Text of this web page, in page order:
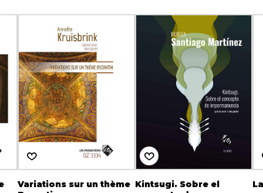
Variations sur un thème Kintsugi. Sobre el